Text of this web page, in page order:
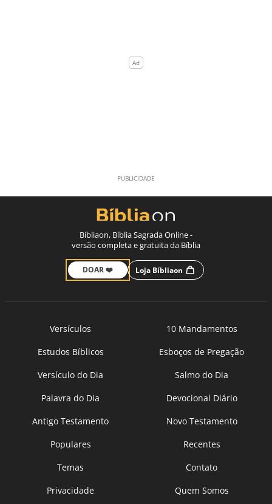
Bíbliaon, Bíblia Sagrada Online -
versão completa e gratuita da Bíblia
DOAR ❤️ Loja Bíbliaon
Versículos
10 Mandamentos
Estudos Bíblicos
Esboços de Pregação
Versículo do Dia
Salmo do Dia
Palavra do Dia
Devocional Diário
Antigo Testamento
Novo Testamento
Populares
Recentes
Temas
Contato
Privacidade
Quem Somos